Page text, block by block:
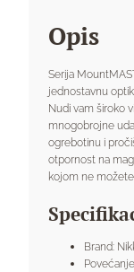
Opis
Serija
jednostavnu
Nudi vam široko
mnogobrojne
ogrebotinu i
otpornost na
kojom ne
Brand: